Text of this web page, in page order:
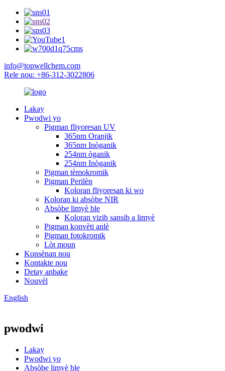
info@topwellchem.com
Rele nou: +86-312-3022806
Lakay
Pwodwi yo
Pigman fliyoresan UV
365nm Oranjik
365nm Inòganik
254nm òganik
254nm Inòganik
Pigman tèmokromik
Pigman Perilèn
Koloran fliyoresan ki wo
Koloran ki absòbe NIR
Absòbe limyè ble
Koloran vizib sansib a limyè
Pigman konvèti anlè
Pigman fotokromik
Lòt moun
Konsènan nou
Kontakte nou
Detay anbake
Nouvèl
English
pwodwi
Lakay
Pwodwi yo
Absòbe limyè ble